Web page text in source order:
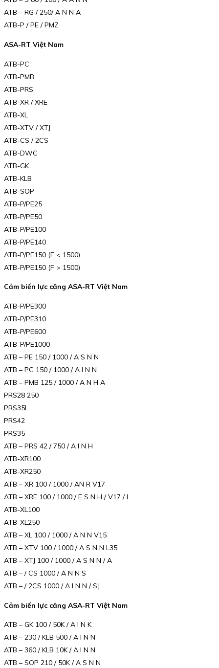
ATB – RG / 250/ A N N A
ATB-P / PE / PMZ
ASA-RT Việt Nam
ATB-PC
ATB-PMB
ATB-PRS
ATB-XR / XRE
ATB-XL
ATB-XTV / XTJ
ATB-CS / 2CS
ATB-DWC
ATB-GK
ATB-KLB
ATB-SOP
ATB-P/PE25
ATB-P/PE50
ATB-P/PE100
ATB-P/PE140
ATB-P/PE150 (F < 1500)
ATB-P/PE150 (F > 1500)
Cảm biến lực căng ASA-RT Việt Nam
ATB-P/PE300
ATB-P/PE310
ATB-P/PE600
ATB-P/PE1000
ATB – PE 150 / 1000 / A S N N
ATB – PC 150 / 1000 / A I N N
ATB – PMB 125 / 1000 / A N H A
PRS28 250
PRS35L
PRS42
PRS35
ATB – PRS 42 / 750 / A I N H
ATB-XR100
ATB-XR250
ATB – XR 100 / 1000 / AN R V17
ATB – XRE 100 / 1000 / E S N H / V17 / I
ATB-XL100
ATB-XL250
ATB – XL 100 / 1000 / A N N V15
ATB – XTV 100 / 1000 / A S N N L35
ATB – XTJ 100 / 1000 / A S N N / A
ATB – / CS 1000 / A N N S
ATB – / 2CS 1000 / A I N N / SJ
Cảm biến lực căng ASA-RT Việt Nam
ATB – GK 100 / 50K / A I N K
ATB – 230 / KLB 500 / A I N N
ATB – 360 / KLB 10K / A I N N
ATB – SOP 210 / 50K / A S N N